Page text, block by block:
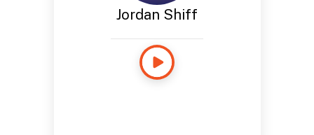
Jordan Shiff